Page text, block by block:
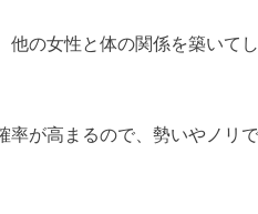
の女性と体の関係を築いて
が高まるので、勢いやノリ